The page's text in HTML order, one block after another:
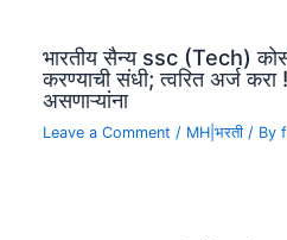
भारतीय सैन्य ssc (Tech)
करण्याची संधी; त्वरित अर्ज करा
असणाऱ्यांना
Leave a Comment / MH|भरती / By